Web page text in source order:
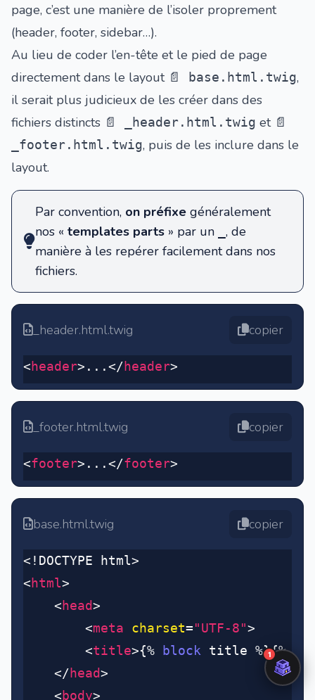
page, c’est une manière de l’isoler proprement
(header, footer, sidebar…).
Au lieu de coder l’en-tête et le pied de page
directement dans le layout 📄 base.html.twig,
il serait plus judicieux de les créer dans des
fichiers distincts 📄 _header.html.twig et 📄
_footer.html.twig, puis de les inclure dans le
layout.
Par convention, on préfixe généralement
nos « templates parts » par un
, de
manière à les repérer facilement dans nos
fichiers.
_header.html.twig copier
<header>...</header>
_footer.html.twig copier
<footer>...</footer>
base.html.twig copier
<!DOCTYPE html>
<html>
	<
head>
		<
meta charset="UTF-8">
		<
title>{% block title %}{%
	</
head>
	<
body>